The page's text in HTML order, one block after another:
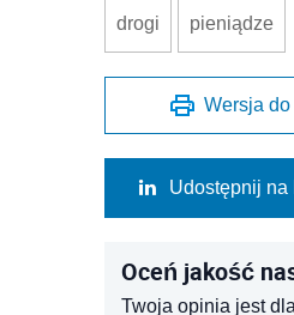
drogi pieniądze
Wersja do
Udostępnij na
Oceń jakość
Twoja opinia jest